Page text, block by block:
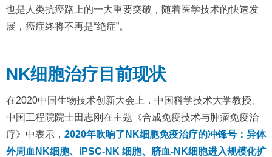
也是人类抗癌路上的一大重要突破，随着医学技术的快速发
展，癌症终将不再是“绝症”。
NK细胞治疗目前现状
在2020中国生物技术创新大会上，中国科学技术大学教授、
中国工程院院士田志刚在主题《合成免疫技术与肿瘤免疫治
疗》中表示， 2020年吹响了NK细胞免疫治疗的冲锋号：异体
外周血NK细胞、iPSC-NK 细胞、脐血-NK细胞进入规模化扩